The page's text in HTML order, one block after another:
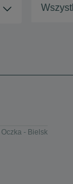
Oczka - Bielsk